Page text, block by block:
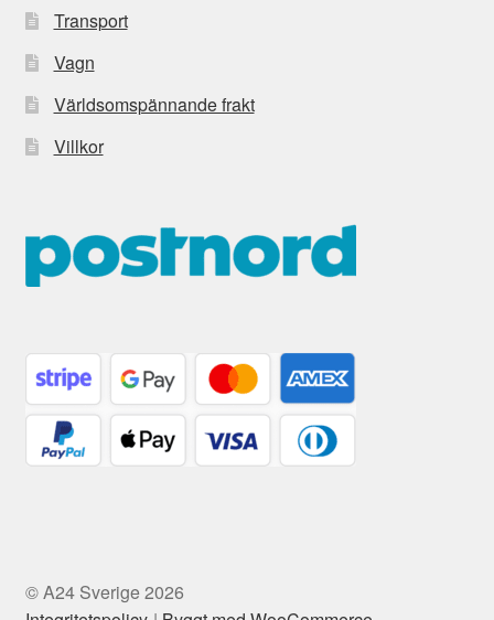
Transport
Vagn
Världsomspännande frakt
Villkor
© A24 Sverige 2026